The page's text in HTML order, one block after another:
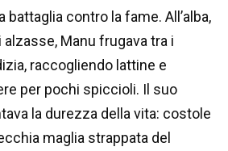
battaglia contro la fame. All’alba,
Manu frugava tra i
raccogliendo lattine e
per pochi spiccioli. Il suo
la durezza della vita: costole
maglia strappata del